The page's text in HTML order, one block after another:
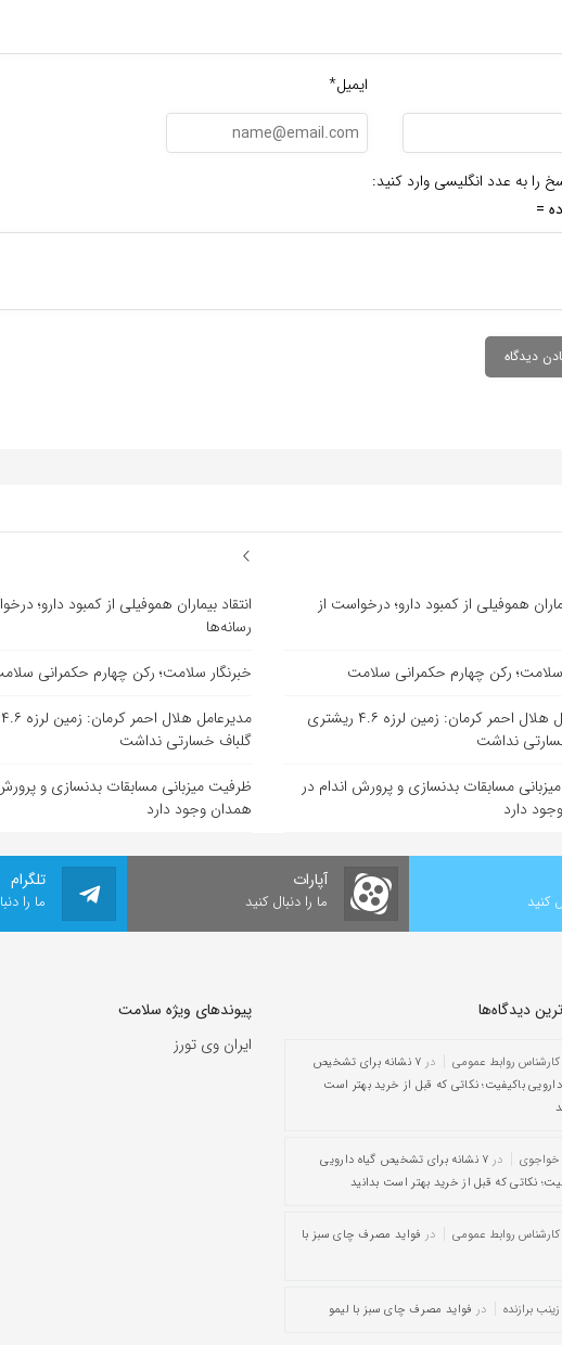
ایمیل*
را به عدد انگلیسی وارد کنید:
هموفیلی از کمبود دارو؛ درخواست از
سلامت؛ رکن چهارم حکمرانی سلامت
مدیرعامل هلال احمر کرمان: زمین لرزه ۴.۶ ریشتری
نداشت
مسابقات بدنسازی و پرورش اندام در
دارد
انتقاد بیماران هموفیلی از کمبود دارو؛
رسانه‌ها
خبرنگار سلامت؛ رکن چهارم حکمرانی
گلباف خسارتی نداشت
ظرفیت میزبانی مسابقات بدنسازی و
همدان وجود دارد
تلگرام
ما را
آپارات
ما را دنبال کنید کنید
دیدگاه‌‌ها
کارشناس روابط عمومی در
۷ نشانه برای تشخیص
دارویی باکیفیت؛ نکاتی که قبل از خرید بهتر است
خواجوی در
۷ نشانه برای تشخیص گیاه دارویی
نکاتی که قبل از خرید بهتر است بدانید
کارشناس روابط عمومی در فواید مصرف چای سبز با
زینب برازنده در فواید مصرف چای سبز با لیمو
پیوندهای ویژه سلامت
ایران وی تورز